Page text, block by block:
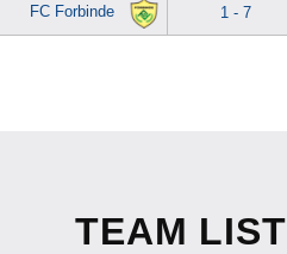
FC Forbinde 1 - 7
TEAM LIST